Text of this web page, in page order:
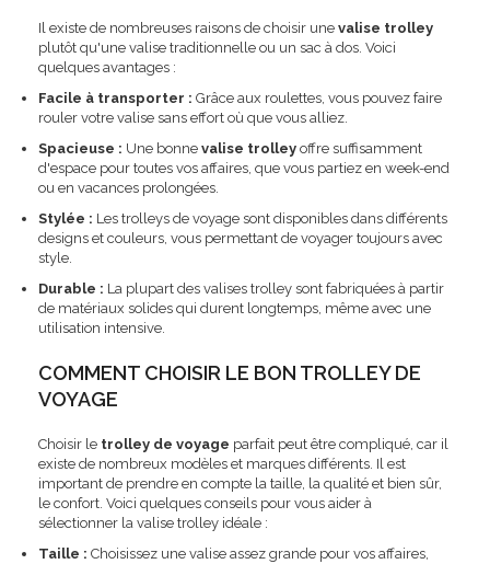
Il existe de nombreuses raisons de choisir une valise trolley
plutôt qu'une valise traditionnelle ou un sac à dos. Voici
quelques avantages :
Facile à transporter : Grâce aux roulettes, vous pouvez faire
rouler votre valise sans effort où que vous alliez.
Spacieuse : Une bonne valise trolley offre suffisamment
d'espace pour toutes vos affaires, que vous partiez en week-end
ou en vacances prolongées.
Stylée : Les trolleys de voyage sont disponibles dans différents
designs et couleurs, vous permettant de voyager toujours avec
style.
Durable : La plupart des valises trolley sont fabriquées à partir
de matériaux solides qui durent longtemps, même avec une
utilisation intensive.
COMMENT CHOISIR LE BON TROLLEY DE
VOYAGE
Choisir le trolley de voyage parfait peut être compliqué, car il
existe de nombreux modèles et marques différents. Il est
important de prendre en compte la taille, la qualité et bien sûr,
le confort. Voici quelques conseils pour vous aider à
sélectionner la valise trolley idéale :
Taille : Choisissez une valise assez grande pour vos affaires,